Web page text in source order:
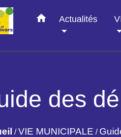
home Actualités
des
/VIE MUNICIPALE /